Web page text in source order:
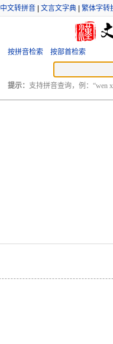
中文转拼音 文言文字典 繁体字转
按拼音检索 按部首检索
提示： 支持拼音查询，例：“wen